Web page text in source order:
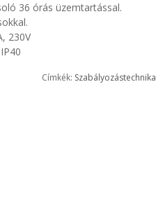
36 órás üzemtartással.
230V
Címkék: Szabályozástechnika